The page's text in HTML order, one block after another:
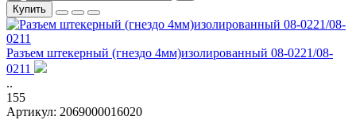
Купить
Разъем штекерный (гнездо 4мм)изолированный 08-0221/08-
0211
..
155
Артикул: 2069000016020